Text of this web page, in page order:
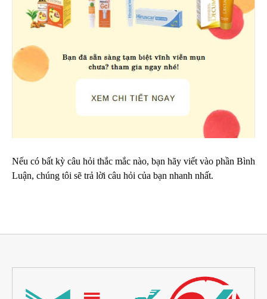
Nếu có bất kỳ câu hỏi thắc mắc nào, bạn hãy viết vào phần Bình
Luận, chúng tôi sẽ trả lời câu hỏi của bạn nhanh nhất.